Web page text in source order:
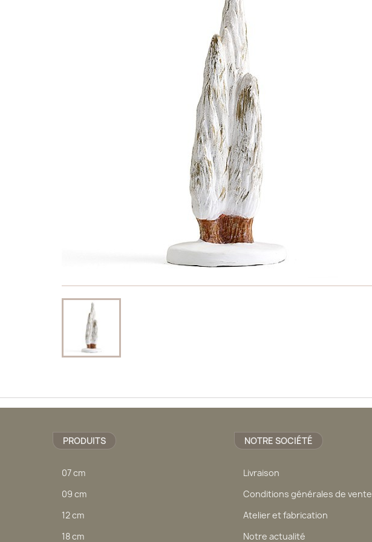
PRODUITS
07 cm
09 cm
12 cm
18 cm
NOTRE SOCIÉTÉ
Livraison
Conditions générales de vente
Atelier et fabrication
Notre actualité